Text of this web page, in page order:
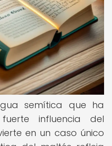
semítica que ha
influencia del
en un caso único